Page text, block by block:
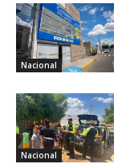
Nacional
Nacional